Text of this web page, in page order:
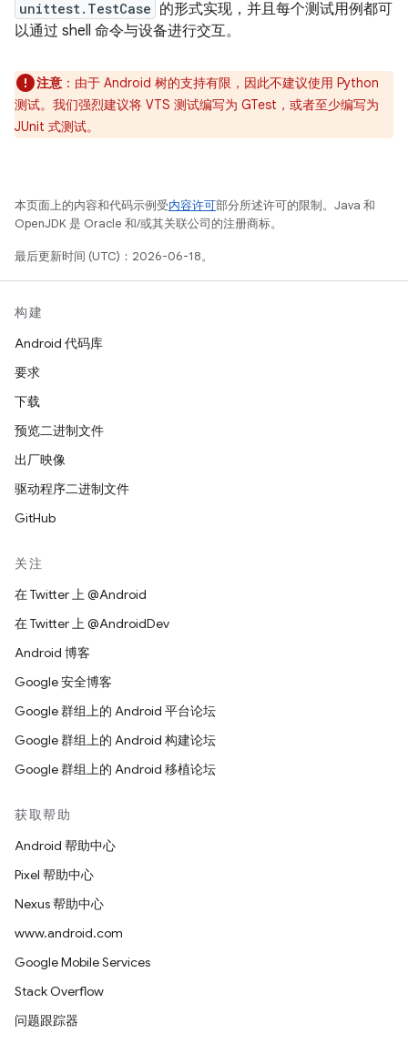
unittest.TestCase 的形式实现，并且每个测试用例都可
以通过 shell 命令与设备进行交互。
注意 ： 由于 Android 树的支持有限，因此不建议使用 Python
测试。我们强烈建议将 VTS 测试编写为 GTest，或者至少编写为
JUnit 式测试。
本页面上的内容和代码示例受内容许可部分所述许可的限制。Java 和
OpenJDK 是 Oracle 和/或其关联公司的注册商标。
最后更新时间 (UTC)：2026-06-18。
构建
Android 代码库
要求
下载
预览二进制文件
出厂映像
驱动程序二进制文件
GitHub
关注
在 Twitter 上 @Android
在 Twitter 上 @AndroidDev
Android 博客
Google 安全博客
Google 群组上的 Android 平台论坛
Google 群组上的 Android 构建论坛
Google 群组上的 Android 移植论坛
获取帮助
Android 帮助中心
Pixel 帮助中心
Nexus 帮助中心
www.android.com
Google Mobile Services
Stack Overflow
问题跟踪器